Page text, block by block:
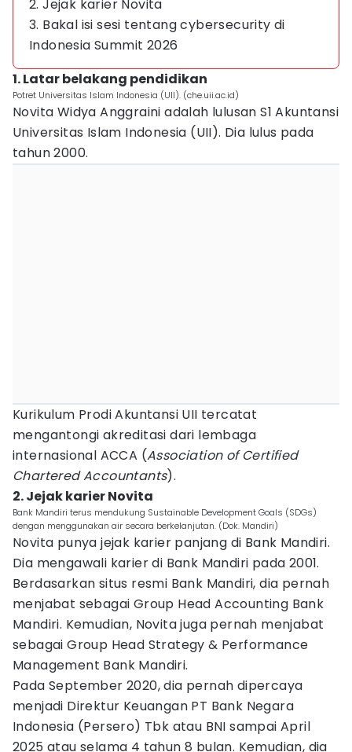
2. Jejak karier Novita
3. Bakal isi sesi tentang cybersecurity di
Indonesia Summit 2026
1. Latar belakang pendidikan
Potret Universitas Islam Indonesia (UII). (che.uii.ac.id)
Novita Widya Anggraini adalah lulusan S1 Akuntansi
Universitas Islam Indonesia (UII). Dia lulus pada
tahun 2000.
Kurikulum Prodi Akuntansi UII tercatat
mengantongi akreditasi dari lembaga
internasional ACCA (Association of Certified
Chartered Accountants).
2. Jejak karier Novita
Bank Mandiri terus mendukung Sustainable Development Goals (SDGs)
dengan menggunakan air secara berkelanjutan. (Dok. Mandiri)
Novita punya jejak karier panjang di Bank Mandiri.
Dia mengawali karier di Bank Mandiri pada 2001.
Berdasarkan situs resmi Bank Mandiri, dia pernah
menjabat sebagai Group Head Accounting Bank
Mandiri. Kemudian, Novita juga pernah menjabat
sebagai Group Head Strategy & Performance
Management Bank Mandiri.
Pada September 2020, dia pernah dipercaya
menjadi Direktur Keuangan PT Bank Negara
Indonesia (Persero) Tbk atau BNI sampai April
2025 atau selama 4 tahun 8 bulan. Kemudian, dia